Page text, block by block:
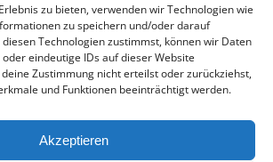
zu bieten, verwenden wir Technologien wie
zu speichern und/oder darauf
Technologien zustimmst, können wir Daten
eindeutige IDs auf dieser Website
Zustimmung nicht erteilst oder zurückziehst,
und Funktionen beeinträchtigt werden.
Akzeptieren